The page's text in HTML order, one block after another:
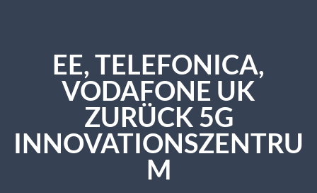
EE, TELEFONICA,
VODAFONE UK
ZURÜCK 5G
INNOVATIONSZENTRU
M